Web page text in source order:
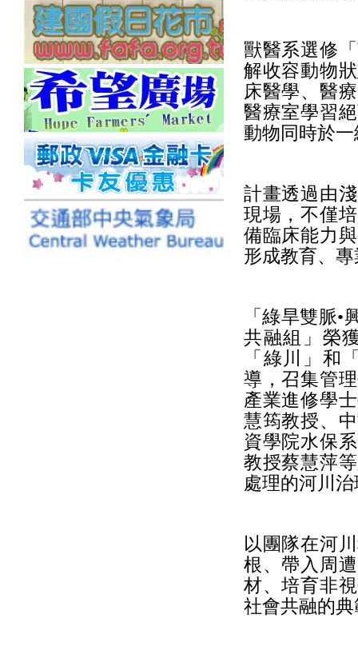
獸醫系選修
解收容動物
床醫學、醫
醫療室學習
動物同時於
計畫透過由
現場，不僅
備臨床能力
形成教育、
「綠旱雙脈
共融組」榮
「綠川」和
導，召集管
產業進修學
慧筠教授、
資學院水保
教授蔡慧萍
處理的河川
以團隊在河
根、帶入周
材、培育非
社會共融的